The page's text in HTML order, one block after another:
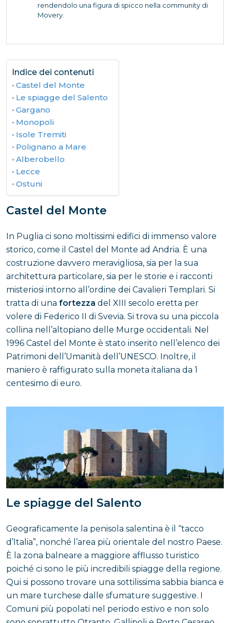
rendendolo una figura di spicco nella community di
Movery.
Indice dei contenuti
Castel del Monte
Le spiagge del Salento
Gargano
Monopoli
Isole Tremiti
Polignano a Mare
Alberobello
Lecce
Ostuni
Castel del Monte
In Puglia ci sono moltissimi edifici di immenso valore
storico, come il Castel del Monte ad Andria. È una
costruzione davvero meravigliosa, sia per la sua
architettura particolare, sia per le storie e i racconti
misteriosi intorno all’ordine dei Cavalieri Templari. Si
tratta di una fortezza del XIII secolo eretta per
volere di Federico II di Svevia. Si trova su una piccola
collina nell’altopiano delle Murge occidentali. Nel
1996 Castel del Monte è stato inserito nell’elenco dei
Patrimoni dell’Umanità dell’UNESCO. Inoltre, il
maniero è raffigurato sulla moneta italiana da 1
centesimo di euro.
Le spiagge del Salento
Geograficamente la penisola salentina è il “tacco
d’Italia”, nonché l’area più orientale del nostro Paese.
È la zona balneare a maggiore afflusso turistico
poiché ci sono le più incredibili spiagge della regione.
Qui si possono trovare una sottilissima sabbia bianca e
un mare turchese dalle sfumature suggestive. I
Comuni più popolati nel periodo estivo e non solo